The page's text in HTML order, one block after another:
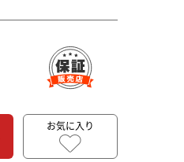
お気に入り